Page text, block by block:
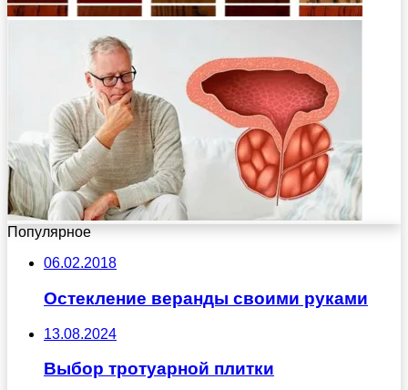
Популярное
06.02.2018
Остекление веранды своими руками
13.08.2024
Выбор тротуарной плитки